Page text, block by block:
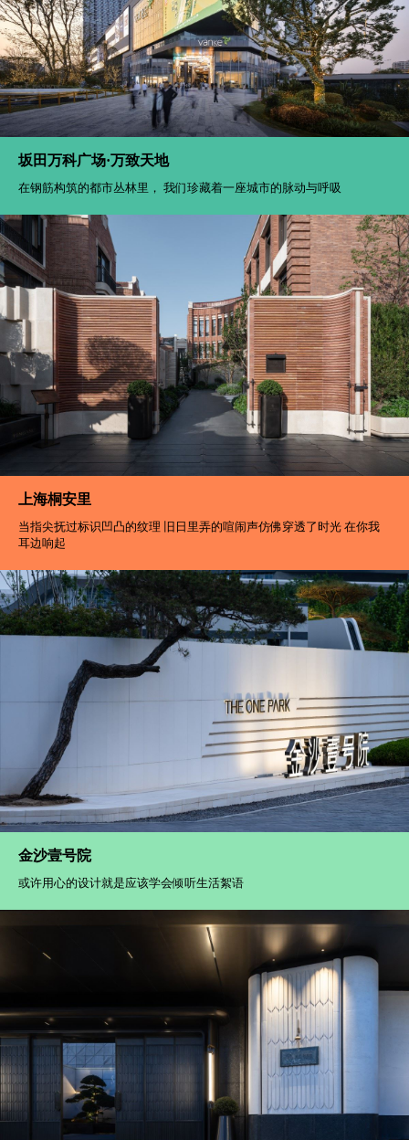
坂田万科广场·万致天地
在钢筋构筑的都市丛林里， 我们珍藏着一座城市的脉动与呼吸
上海桐安里
当指尖抚过标识凹凸的纹理 旧日里弄的喧闹声仿佛穿透了时光 在你我
耳边响起
金沙壹号院
或许用心的设计就是应该学会倾听生活絮语